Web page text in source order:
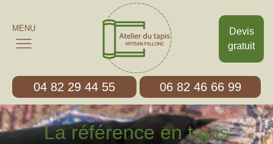
Devis
gratuit
MENU
04 82 29 44 55 06 82 46 66 99
La référence en tapis